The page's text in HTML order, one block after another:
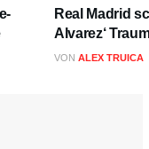
Real Madrid
Alvarez‘
VON ALEX TRUICA